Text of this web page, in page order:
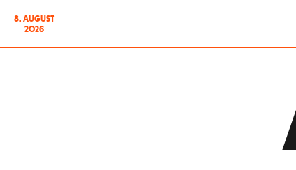
8. AUGUST
2026